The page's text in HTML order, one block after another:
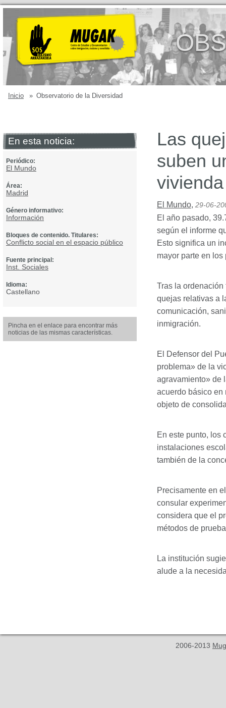
Inicio » Observatorio de la Diversidad
En esta noticia:
Periódico:
El Mundo
Área:
Madrid
Género informativo:
Información
Bloques de contenido. Titulares:
Conflicto social en el espacio público
Fuente principal:
Inst. Sociales
Idioma:
Castellano
Pincha en el enlace para encontrar más
noticias de las mismas características.
Las
suben
vivienda
El Mundo, 29-06-
El año pasado,
según el informe
Esto significa un
mayor parte en
Tras la
quejas relativas a
comunicación,
inmigración.
El Defensor del
problema» de la
agravamiento» de
acuerdo básico en
objeto de
En este punto, los
instalaciones
también de la
Precisamente en
consular
considera que el
métodos de
La institución
alude a la
2006-2013